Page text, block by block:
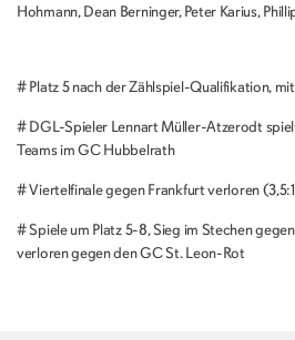
Hohmann, Dean Berninger, Peter Karius,
# Platz 5 nach der Zählspiel-Qualifikation,
# DGL-Spieler Lennart Müller-Atzerodt
Teams im GC Hubbelrath
# Viertelfinale gegen Frankfurt verloren
# Spiele um Platz 5-8, Sieg im Stechen
verloren gegen den GC St. Leon-Rot